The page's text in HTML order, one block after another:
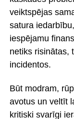
veiktspējas
satura
iespējamu
netiks risinātas,
incidentos.
Būt modram,
avotus un veltīt
kritiski svarīgi